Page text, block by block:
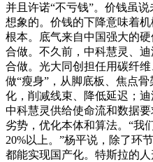
并且许诺“不亏钱”。价钱虽
想象的。价钱的下降意味着
根本。底气来自中国强大的
合做。不久前，中科慧灵、
合做。光大同创担任用碳纤
做“瘦身”，从脚底板、焦点
化，削减线束、降低延迟；
中科慧灵供给使命流和数据
劣势，优化本体和算法。“我
20%以上。”杨平说，除了环
都能实现国产化。特斯拉的